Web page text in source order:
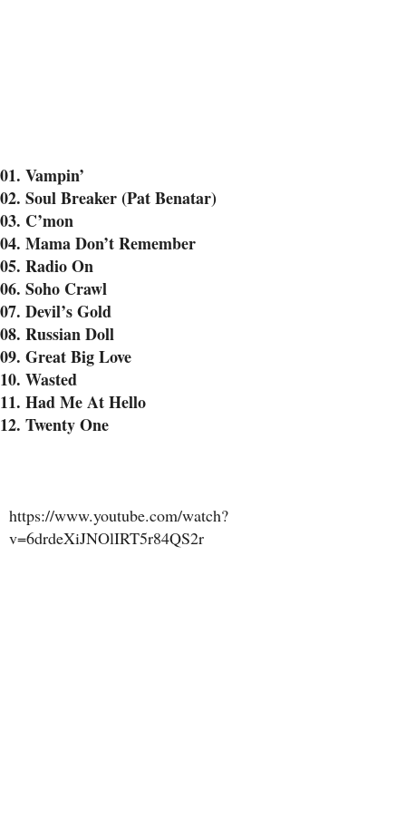
01. Vampin’
02. Soul Breaker (Pat Benatar)
03. C’mon
04. Mama Don’t Remember
05. Radio On
06. Soho Crawl
07. Devil’s Gold
08. Russian Doll
09. Great Big Love
10. Wasted
11. Had Me At Hello
12. Twenty One
https://www.youtube.com/watch?
v=6drdeXiJNOlIRT5r84QS2r